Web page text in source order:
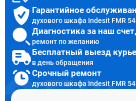
Гарантийное
духового шкафа Indesit FMR
Диагностика за наш счет,
ремонт по желанию
Бесплатный выезд
в день обращения
Срочный ремонт
духового шкафа Indesit FMR